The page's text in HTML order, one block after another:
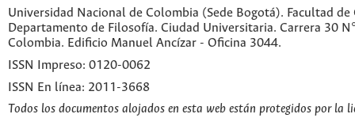
Universidad Nacional de Colombia (Sede Bogotá). Facultad de
Departamento de Filosofía. Ciudad Universitaria. Carrera 30
Colombia. Edificio Manuel Ancízar - Oficina 3044.
ISSN Impreso: 0120-0062
ISSN En línea: 2011-3668
Todos los documentos alojados en esta web están protegidos por la